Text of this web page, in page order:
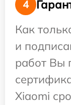
4
Как
и
работ Вы
Xiaomi